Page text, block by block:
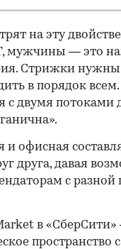
на эту
мужчины — это
Стрижки нужны
в порядок
с двумя потоками
и офисная
друга, давая
с разной
в
пространство